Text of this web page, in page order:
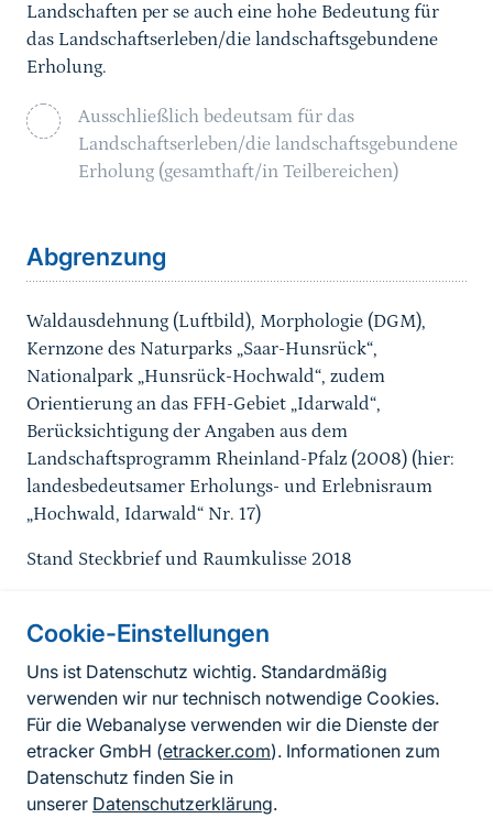
Cookie-Einstellungen
Uns ist Datenschutz wichtig. Standardmäßig
verwenden wir nur technisch notwendige Cookies.
Für die Webanalyse verwenden wir die Dienste der
etracker GmbH (etracker.com). Informationen zum
Datenschutz finden Sie in
unserer Datenschutzerklärung.
Landschaften per se auch eine hohe Bedeutung für
das Landschaftserleben/die landschaftsgebundene
Erholung.
Ausschließlich bedeutsam für das
Landschaftserleben/die landschaftsgebundene
Erholung (gesamthaft/in Teilbereichen)
Abgrenzung
Waldausdehnung (Luftbild), Morphologie (DGM),
Kernzone des Naturparks „Saar-Hunsrück“,
Nationalpark „Hunsrück-Hochwald“, zudem
Orientierung an das FFH-Gebiet „Idarwald“,
Berücksichtigung der Angaben aus dem
Landschaftsprogramm Rheinland-Pfalz (2008) (hier:
landesbedeutsamer Erholungs- und Erlebnisraum
„Hochwald, Idarwald“ Nr. 17)
Stand Steckbrief und Raumkulisse 2018
Informationen zur Seite
FußzeileKontakt zum BfN
Kontaktformular
Erklärung zur Barrierefreiheit